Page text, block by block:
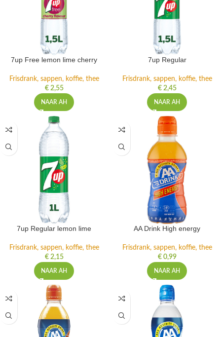
7up Free lemon lime cherry
Frisdrank, sappen, koffie, thee
€2,55
NAAR AH
7up Regular
Frisdrank, sappen, koffie, thee
€2,45
NAAR AH
7up Regular lemon lime
Frisdrank, sappen, koffie, thee
€2,15
NAAR AH
AA Drink High energy
Frisdrank, sappen, koffie, thee
€0,99
NAAR AH